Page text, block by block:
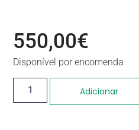
550,00€
Disponível por encomenda
Adicionar